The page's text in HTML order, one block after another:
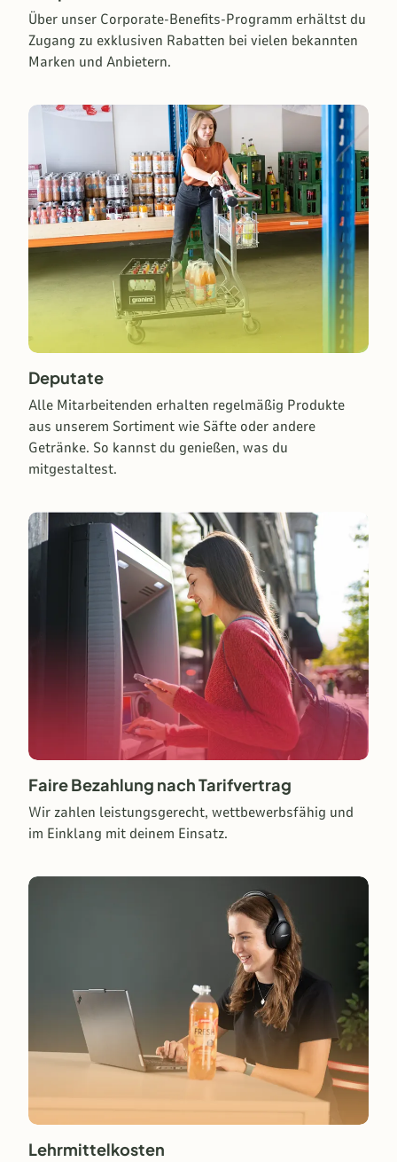
Über unser Corporate-Benefits-Programm erhältst du
Zugang zu exklusiven Rabatten bei vielen bekannten
Marken und Anbietern.
Deputate
Alle Mitarbeitenden erhalten regelmäßig Produkte
aus unserem Sortiment wie Säfte oder andere
Getränke. So kannst du genießen, was du
mitgestaltest.
Faire Bezahlung nach Tarifvertrag
Wir zahlen leistungsgerecht, wettbewerbsfähig und
im Einklang mit deinem Einsatz.
Lehrmittelkosten